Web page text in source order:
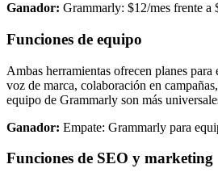
Ganador: Grammarly: $12/mes frente
Funciones de equipo
Ambas herramientas ofrecen planes
voz de marca, colaboración en
equipo de Grammarly son más
Ganador: Empate: Grammarly para
Funciones de SEO y marketing